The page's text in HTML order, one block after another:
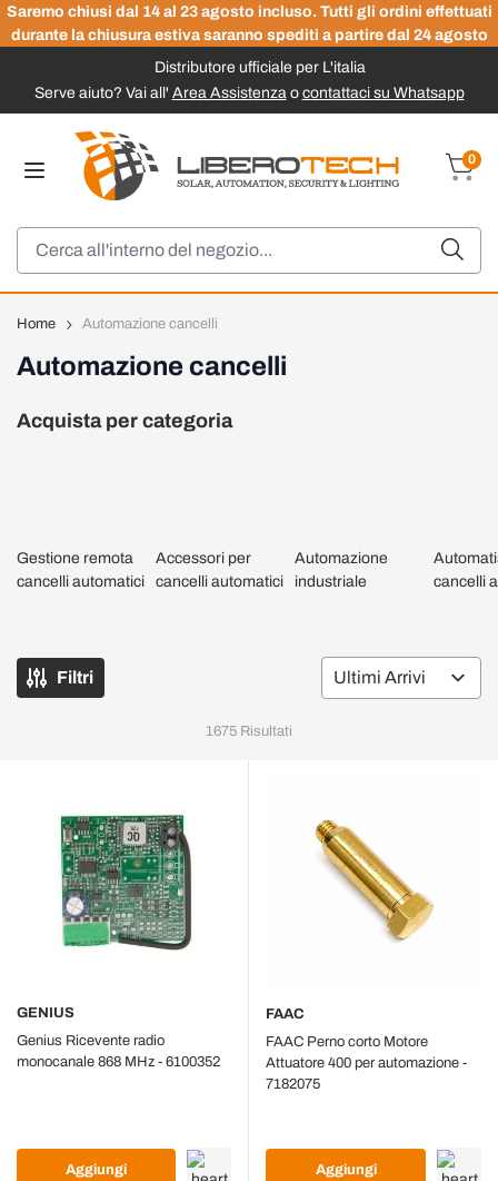
Saremo chiusi dal 14 al 23 agosto incluso. Tutti gli ordini effettuati
durante la chiusura estiva saranno spediti a partire dal 24 agosto
Distributore ufficiale per L'italia
Serve aiuto? Vai all' Area Assistenzao contattaci su Whatsapp
0
Home Automazione cancelli
Automazione cancelli
Acquista per categoria
Gestione remota
cancelli automatici
Accessori per
cancelli automatici
Automazione
industriale
cancelli
Filtri
1675 Risultati
GENIUS
Genius Ricevente radio
monocanale 868 MHz - 6100352
Aggiungi
FAAC
FAAC Perno corto Motore
Attuatore 400 per automazione -
7182075
Aggiungi